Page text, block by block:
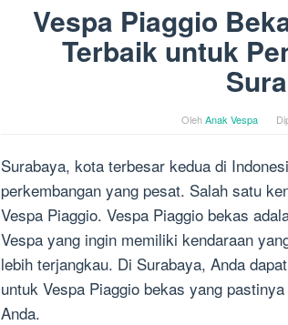
Vespa Piaggio
Terbaik untuk
OlehAnak Vespa
Surabaya, kota terbesar kedua di
perkembangan yang pesat. Salah satu
Vespa Piaggio. Vespa Piaggio bekas
Vespa yang ingin memiliki kendaraan
lebih terjangkau. Di Surabaya, Anda
untuk Vespa Piaggio bekas yang
Anda.